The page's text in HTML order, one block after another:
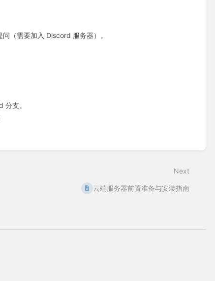
问（需要加入 Discord 服务器）。
分支。
Next
云端服务器前置准备与安装指南